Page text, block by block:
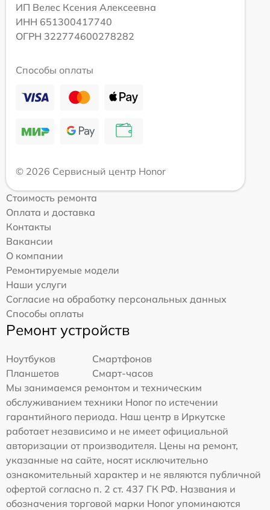
ИП Велес Ксения Алексеевна
ИНН 651300417740
ОГРН 322774600278282
Способы оплаты
© 2026 Сервисный центр Honor
Стоимость ремонта
Оплата и доставка
Контакты
Вакансии
О компании
Ремонтируемые модели
Наши услуги
Согласие на обработку персональных данных
Способы оплаты
Ремонт устройств
Ноутбуков
Смартфонов
Планшетов
Смарт-часов
Мы занимаемся ремонтом и техническим
обслуживанием техники Honor по истечении
гарантийного периода. Наш центр в Иркутске
работает независимо и не имеет официальной
авторизации от производителя. Цены на ремонт,
указанные на сайте, носят исключительно
ознакомительный характер и не являются публичной
офертой согласно п. 2 ст. 437 ГК РФ. Названия и
обозначения торговой марки Honor упоминаются